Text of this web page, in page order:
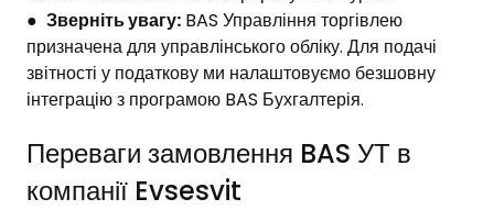
● Зверніть увагу: BAS Управління торгівлею
призначена для управлінського обліку. Для подачі
звітності у податкову ми налаштовуємо безшовну
інтеграцію з програмою BAS Бухгалтерія.
Переваги замовлення BAS УТ в
компанії Evsesvit